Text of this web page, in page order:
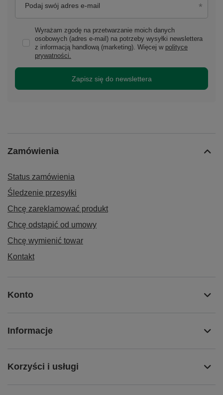
Podaj swój adres e-mail
Wyrażam zgodę na przetwarzanie moich danych
osobowych (adres e-mail) na potrzeby wysyłki newslettera
z informacją handlową (marketing). Więcej w polityce
prywatności.
Zapisz się do newslettera
Zamówienia
Status zamówienia
Śledzenie przesyłki
Chcę zareklamować produkt
Chcę odstąpić od umowy
Chcę wymienić towar
Kontakt
Konto
Informacje
Korzyści i usługi